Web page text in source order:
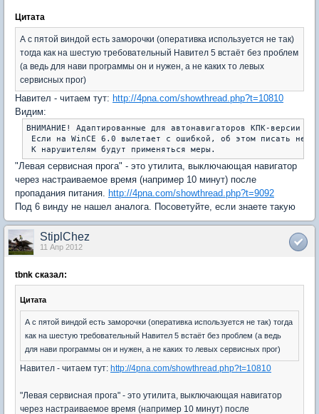
Цитата
А с пятой виндой есть заморочки (оперативка используется не так)
тогда как на шестую требовательный Навител 5 встаёт без проблем
(а ведь для нави программы он и нужен, а не каких то левых
сервисных прог)
Навител - читаем тут: http://4pna.com/showthread.php?t=10810
Видим:
ВНИМАНИЕ! Адаптированные для автонавигаторов КПК-версии
Если на WinCE 6.0 вылетает с ошибкой, об этом писать не
К нарушителям будут применяться меры.
"Левая сервисная прога" - это утилита, выключающая навигатор
через настраиваемое время (например 10 минут) после
пропадания питания. http://4pna.com/showthread.php?t=9092
Под 6 винду не нашел аналога. Посоветуйте, если знаете такую
StiplChez
11 Апр 2012
tbnk сказал:
Цитата
А с пятой виндой есть заморочки (оперативка используется не так) тогда
как на шестую требовательный Навител 5 встаёт без проблем (а ведь
для нави программы он и нужен, а не каких то левых сервисных прог)
Навител - читаем тут: http://4pna.com/showthread.php?t=10810
"Левая сервисная прога" - это утилита, выключающая навигатор
через настраиваемое время (например 10 минут) после